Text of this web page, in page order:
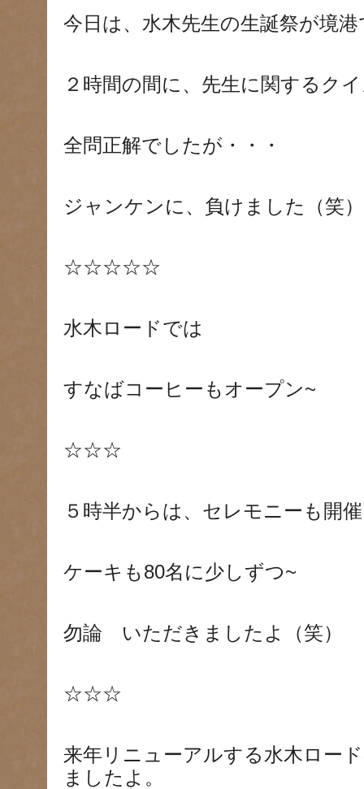
今日は、水木先生の生誕祭が境
２時間の間に、先生に関するク
全問正解でしたが・・・
ジャンケンに、負けました（笑）
☆☆☆☆☆
水木ロードでは
すなばコーヒーもオープン~
☆☆☆
５時半からは、セレモニーも開
ケーキも80名に少しずつ~
勿論 いただきましたよ（笑）
☆☆☆
来年リニューアルする水木ロー
ましたよ。